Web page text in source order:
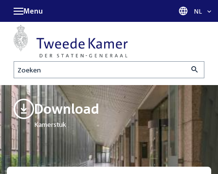
Zoeken
Menu Taal
NL
Download
Kamerstuk